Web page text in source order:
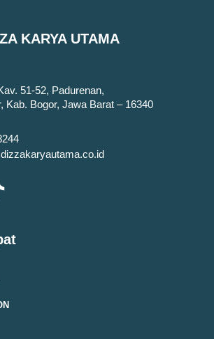
KARYA UTAMA
51-52, Padurenan,
Kab. Bogor, Jawa Barat – 16340